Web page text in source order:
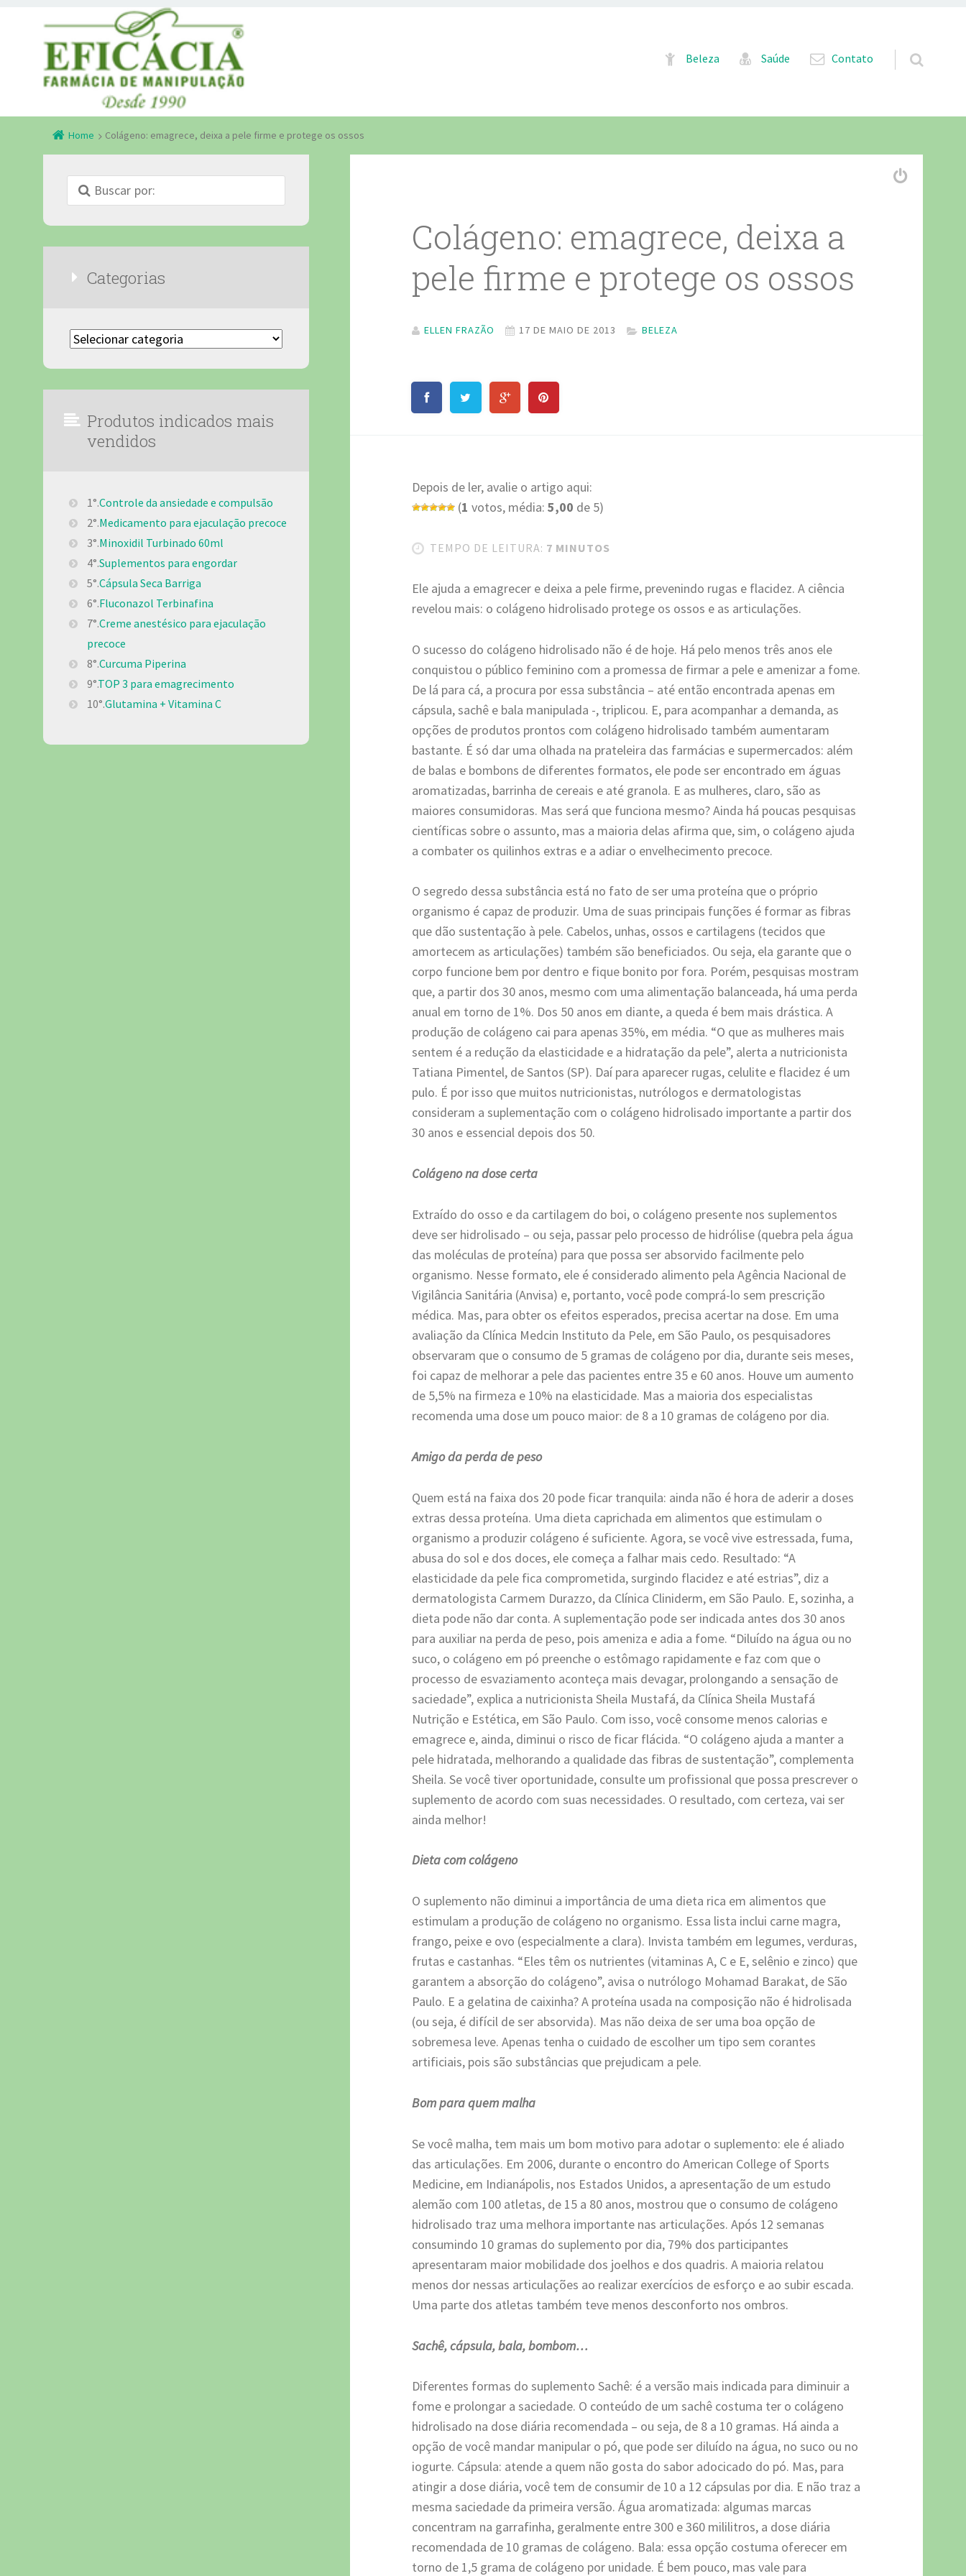
Pular para o conteúdo
Beleza Saúde Contato
Home Colágeno: emagrece, deixa a pele firme e protege os ossos
Colágeno: emagrece, deixa a
pele firme e protege os ossos
ELLEN FRAZÃO 17 DE MAIO DE 2013 BELEZA
Depois de ler, avalie o artigo aqui:
(1 votos, média:5,00 de 5)
TEMPO DE LEITURA: 7 MINUTOS
Ele ajuda a emagrecer e deixa a pele firme, prevenindo rugas e flacidez. A ciência
revelou mais: o colágeno hidrolisado protege os ossos e as articulações.
O sucesso do colágeno hidrolisado não é de hoje. Há pelo menos três anos ele
conquistou o público feminino com a promessa de firmar a pele e amenizar a fome.
De lá para cá, a procura por essa substância – até então encontrada apenas em
cápsula, sachê e bala manipulada -, triplicou. E, para acompanhar a demanda, as
opções de produtos prontos com colágeno hidrolisado também aumentaram
bastante. É só dar uma olhada na prateleira das farmácias e supermercados: além
de balas e bombons de diferentes formatos, ele pode ser encontrado em águas
aromatizadas, barrinha de cereais e até granola. E as mulheres, claro, são as
maiores consumidoras. Mas será que funciona mesmo? Ainda há poucas pesquisas
científicas sobre o assunto, mas a maioria delas afirma que, sim, o colágeno ajuda
a combater os quilinhos extras e a adiar o envelhecimento precoce.
O segredo dessa substância está no fato de ser uma proteína que o próprio
organismo é capaz de produzir. Uma de suas principais funções é formar as fibras
que dão sustentação à pele. Cabelos, unhas, ossos e cartilagens (tecidos que
amortecem as articulações) também são beneficiados. Ou seja, ela garante que o
corpo funcione bem por dentro e fique bonito por fora. Porém, pesquisas mostram
que, a partir dos 30 anos, mesmo com uma alimentação balanceada, há uma perda
anual em torno de 1%. Dos 50 anos em diante, a queda é bem mais drástica. A
produção de colágeno cai para apenas 35%, em média. “O que as mulheres mais
sentem é a redução da elasticidade e a hidratação da pele”, alerta a nutricionista
Tatiana Pimentel, de Santos (SP). Daí para aparecer rugas, celulite e flacidez é um
pulo. É por isso que muitos nutricionistas, nutrólogos e dermatologistas
consideram a suplementação com o colágeno hidrolisado importante a partir dos
30 anos e essencial depois dos 50.
Colágeno na dose certa
Extraído do osso e da cartilagem do boi, o colágeno presente nos suplementos
deve ser hidrolisado – ou seja, passar pelo processo de hidrólise (quebra pela água
das moléculas de proteína) para que possa ser absorvido facilmente pelo
organismo. Nesse formato, ele é considerado alimento pela Agência Nacional de
Vigilância Sanitária (Anvisa) e, portanto, você pode comprá-lo sem prescrição
médica. Mas, para obter os efeitos esperados, precisa acertar na dose. Em uma
avaliação da Clínica Medcin Instituto da Pele, em São Paulo, os pesquisadores
observaram que o consumo de 5 gramas de colágeno por dia, durante seis meses,
foi capaz de melhorar a pele das pacientes entre 35 e 60 anos. Houve um aumento
de 5,5% na firmeza e 10% na elasticidade. Mas a maioria dos especialistas
recomenda uma dose um pouco maior: de 8 a 10 gramas de colágeno por dia.
Amigo da perda de peso
Quem está na faixa dos 20 pode ficar tranquila: ainda não é hora de aderir a doses
extras dessa proteína. Uma dieta caprichada em alimentos que estimulam o
organismo a produzir colágeno é suficiente. Agora, se você vive estressada, fuma,
abusa do sol e dos doces, ele começa a falhar mais cedo. Resultado: “A
elasticidade da pele fica comprometida, surgindo flacidez e até estrias”, diz a
dermatologista Carmem Durazzo, da Clínica Cliniderm, em São Paulo. E, sozinha, a
dieta pode não dar conta. A suplementação pode ser indicada antes dos 30 anos
para auxiliar na perda de peso, pois ameniza e adia a fome. “Diluído na água ou no
suco, o colágeno em pó preenche o estômago rapidamente e faz com que o
processo de esvaziamento aconteça mais devagar, prolongando a sensação de
saciedade”, explica a nutricionista Sheila Mustafá, da Clínica Sheila Mustafá
Nutrição e Estética, em São Paulo. Com isso, você consome menos calorias e
emagrece e, ainda, diminui o risco de ficar flácida. “O colágeno ajuda a manter a
pele hidratada, melhorando a qualidade das fibras de sustentação”, complementa
Sheila. Se você tiver oportunidade, consulte um profissional que possa prescrever o
suplemento de acordo com suas necessidades. O resultado, com certeza, vai ser
ainda melhor!
Dieta com colágeno
O suplemento não diminui a importância de uma dieta rica em alimentos que
estimulam a produção de colágeno no organismo. Essa lista inclui carne magra,
frango, peixe e ovo (especialmente a clara). Invista também em legumes, verduras,
frutas e castanhas. “Eles têm os nutrientes (vitaminas A, C e E, selênio e zinco) que
garantem a absorção do colágeno”, avisa o nutrólogo Mohamad Barakat, de São
Paulo. E a gelatina de caixinha? A proteína usada na composição não é hidrolisada
(ou seja, é difícil de ser absorvida). Mas não deixa de ser uma boa opção de
sobremesa leve. Apenas tenha o cuidado de escolher um tipo sem corantes
artificiais, pois são substâncias que prejudicam a pele.
Bom para quem malha
Se você malha, tem mais um bom motivo para adotar o suplemento: ele é aliado
das articulações. Em 2006, durante o encontro do American College of Sports
Medicine, em Indianápolis, nos Estados Unidos, a apresentação de um estudo
alemão com 100 atletas, de 15 a 80 anos, mostrou que o consumo de colágeno
hidrolisado traz uma melhora importante nas articulações. Após 12 semanas
consumindo 10 gramas do suplemento por dia, 79% dos participantes
apresentaram maior mobilidade dos joelhos e dos quadris. A maioria relatou
menos dor nessas articulações ao realizar exercícios de esforço e ao subir escada.
Uma parte dos atletas também teve menos desconforto nos ombros.
Sachê, cápsula, bala, bombom…
Diferentes formas do suplemento Sachê: é a versão mais indicada para diminuir a
fome e prolongar a saciedade. O conteúdo de um sachê costuma ter o colágeno
hidrolisado na dose diária recomendada – ou seja, de 8 a 10 gramas. Há ainda a
opção de você mandar manipular o pó, que pode ser diluído na água, no suco ou no
iogurte. Cápsula: atende a quem não gosta do sabor adocicado do pó. Mas, para
atingir a dose diária, você tem de consumir de 10 a 12 cápsulas por dia. E não traz a
mesma saciedade da primeira versão. Água aromatizada: algumas marcas
concentram na garrafinha, geralmente entre 300 e 360 mililitros, a dose diária
recomendada de 10 gramas de colágeno. Bala: essa opção costuma oferecer em
torno de 1,5 grama de colágeno por unidade. É bem pouco, mas vale para
Categorias
Categorias
Produtos indicados mais
vendidos
1°.Controle da ansiedade e compulsão
2°.Medicamento para ejaculação precoce
3°.Minoxidil Turbinado 60ml
4°.Suplementos para engordar
5°.Cápsula Seca Barriga
6°.Fluconazol Terbinafina
7°.Creme anestésico para ejaculação
precoce
8°.Curcuma Piperina
9°.TOP 3 para emagrecimento
10°.Glutamina + Vitamina C